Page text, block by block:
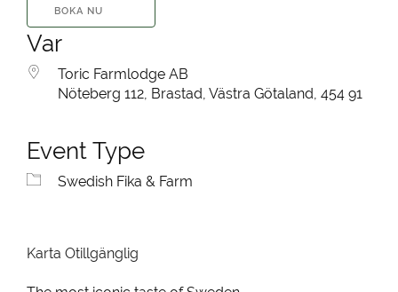
BOKA NU
Var
Toric Farmlodge AB
Nöteberg 112, Brastad, Västra Götaland, 454 91
Event Type
Swedish Fika & Farm
Karta Otillgänglig